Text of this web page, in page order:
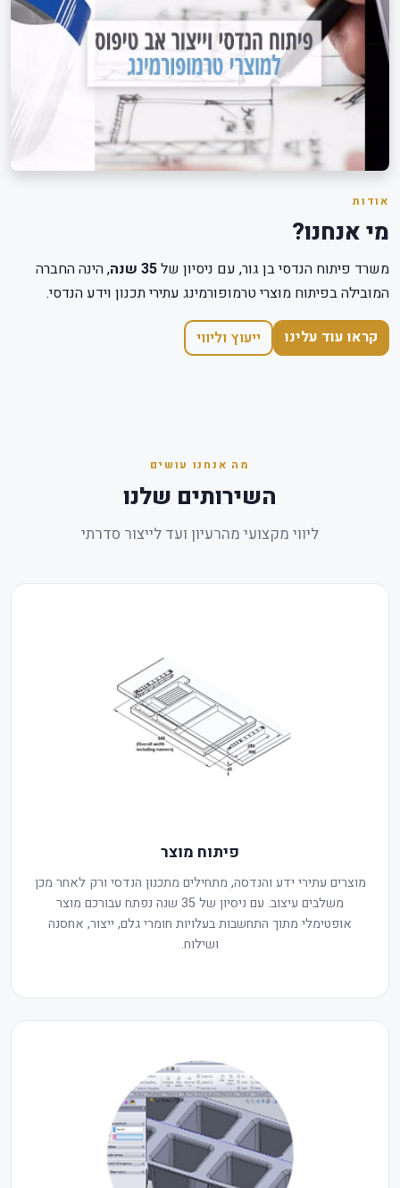
אודות
מי אנחנו?
משרד פיתוח הנדסי בן גור, עם ניסיון של35 שנה
, הינה החברה
המובילה בפיתוח מוצרי טרמופורמינג עתירי תכנון וידע הנדסי.
קראו עוד עלינו ייעוץ וליווי
מה אנחנו עושים
השירותים שלנו
ליווי מקצועי מהרעיון ועד לייצור סדרתי
פיתוח מוצר
מוצרים עתירי ידע והנדסה, מתחילים מתכנון הנדסי ורק לאחר מכן
משלבים עיצוב. עם ניסיון של 35 שנה נפתח עבורכם מוצר
אופטימלי מתוך התחשבות בעלויות חומרי גלם, ייצור, אחסנה
ושילוח.